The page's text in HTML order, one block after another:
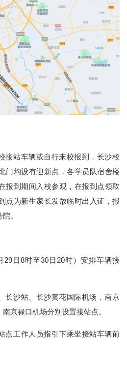
接站车辆或自行来校报到，长沙校
门均设有迎新点，各学员队宿舍楼
报到期间入校参观，在报到点领取
点为新生家长发放临时出入证，报
。
29日8时至30日20时）安排车辆接
长沙站、长沙黄花国际机场，南京
京禄口机场分别设置接站点。
点工作人员指引下乘坐接站车辆前